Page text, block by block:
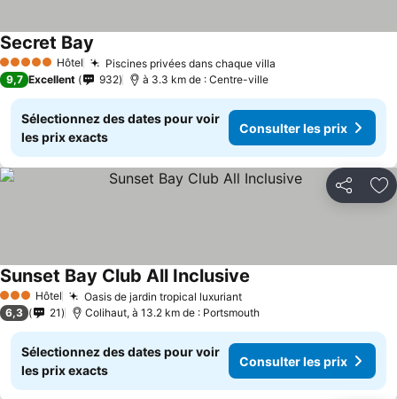
5 Étoiles Hôtel Piscines privées dans chaque villa
Secret Bay
9,7 Excellent 932 à 3.3 km de : Centre-ville
Sélectionnez des dates pour voir
les prix exacts
Consulter les prix
Partager
3 ÉtoilesHôtel Oasis de jardin tropical luxuriant
Sunset Bay Club All Inclusive
6,3 21 Colihaut, à 13.2 km de : Portsmouth
Sélectionnez des dates pour voir
les prix exacts
Consulter les prix